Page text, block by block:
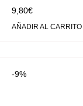
9,80€
AÑADIR AL CARRITO
-9%